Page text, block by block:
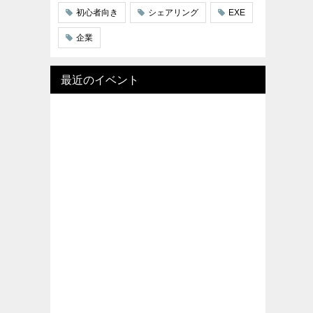
初心者向き シェアリング EXE
企業
最近のイベント